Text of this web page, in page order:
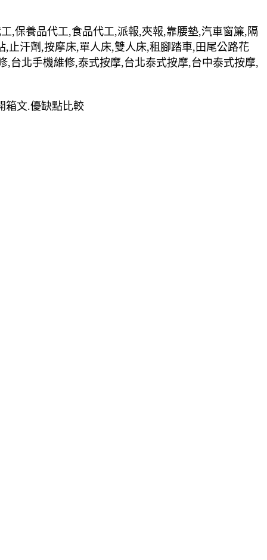
,保養品代工,食品代工,派報,夾報,靠腰墊,汽車窗簾,隔
止汗劑,按摩床,單人床,雙人床,租腳踏車,田尾公路花
台北手機維修,泰式按摩,台北泰式按摩,台中泰式按摩,
箱文.優缺點比較